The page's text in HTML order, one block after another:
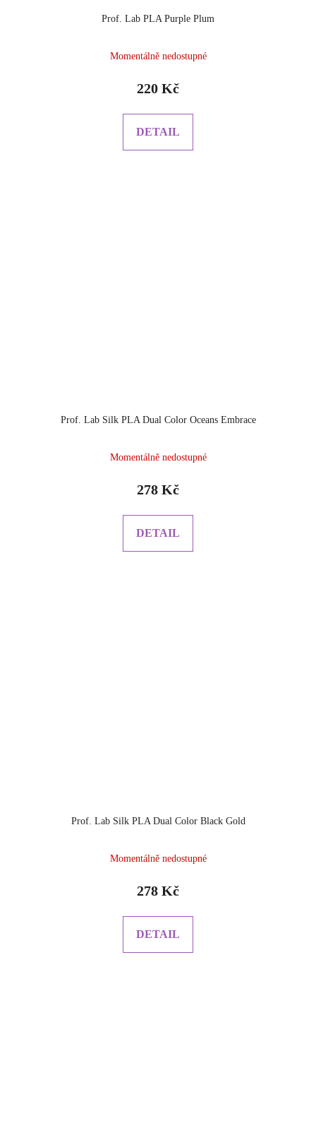
Prof. Lab PLA Purple Plum
Momentálně nedostupné
220 Kč
DETAIL
Prof. Lab Silk PLA Dual Color Oceans Embrace
Momentálně nedostupné
278 Kč
DETAIL
Prof. Lab Silk PLA Dual Color Black Gold
Momentálně nedostupné
278 Kč
DETAIL